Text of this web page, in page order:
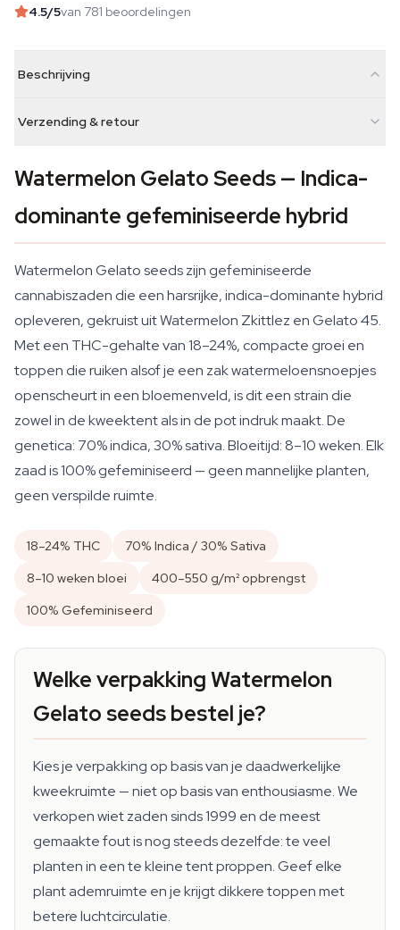
4.5/5van 781 beoordelingen
Beschrijving
Verzending & retour
Watermelon Gelato Seeds — Indica-
dominante gefeminiseerde hybrid
Watermelon Gelato seeds zijn gefeminiseerde
cannabiszaden die een harsrijke, indica-dominante hybrid
opleveren, gekruist uit Watermelon Zkittlez en Gelato 45.
Met een THC-gehalte van 18–24%, compacte groei en
toppen die ruiken alsof je een zak watermeloensnoepjes
openscheurt in een bloemenveld, is dit een strain die
zowel in de kweektent als in de pot indruk maakt. De
genetica: 70% indica, 30% sativa. Bloeitijd: 8–10 weken. Elk
zaad is 100% gefeminiseerd — geen mannelijke planten,
geen verspilde ruimte.
18–24% THC
70% Indica / 30% Sativa
8–10 weken bloei
400–550 g/m² opbrengst
100% Gefeminiseerd
Welke verpakking Watermelon
Gelato seeds bestel je?
Kies je verpakking op basis van je daadwerkelijke
kweekruimte — niet op basis van enthousiasme. We
verkopen wiet zaden sinds 1999 en de meest
gemaakte fout is nog steeds dezelfde: te veel
planten in een te kleine tent proppen. Geef elke
plant ademruimte en je krijgt dikkere toppen met
betere luchtcirculatie.